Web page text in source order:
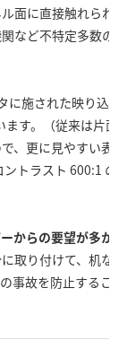
面に直接触れられ
など不特定多数の
に施された映り込み
ます。（従来は片面
、更に見やすい表
トラスト 600:1 の
からの要望が多か
取り付けて、机な
事故を防止するこ